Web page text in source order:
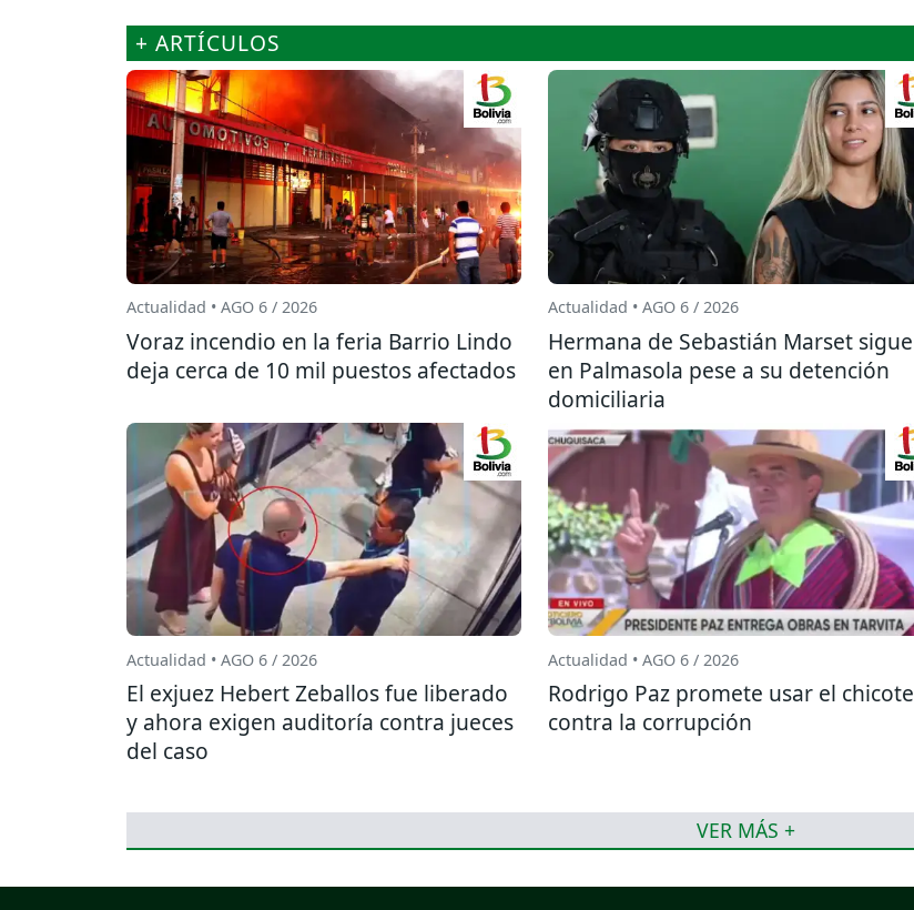
+ ARTÍCULOS
Actualidad • AGO 6 / 2026
Voraz incendio en la feria Barrio Lindo
deja cerca de 10 mil puestos afectados
Actualidad • AGO 6 / 2026
Hermana de Sebastián Marset sigue
en Palmasola pese a su detención
domiciliaria
Actualidad • AGO 6 / 2026
El exjuez Hebert Zeballos fue liberado
y ahora exigen auditoría contra jueces
del caso
Actualidad • AGO 6 / 2026
Rodrigo Paz promete usar el chicote
contra la corrupción
VER MÁS +